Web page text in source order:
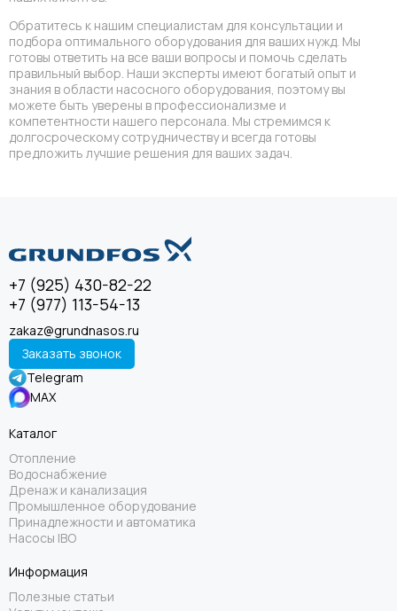
Обратитесь к нашим специалистам для консультации и
подбора оптимального оборудования для ваших нужд. Мы
готовы ответить на все ваши вопросы и помочь сделать
правильный выбор. Наши эксперты имеют богатый опыт и
знания в области насосного оборудования, поэтому вы
можете быть уверены в профессионализме и
компетентности нашего персонала. Мы стремимся к
долгосроческому сотрудничеству и всегда готовы
предложить лучшие решения для ваших задач.
+7 (925) 430-82-22
+7 (977) 113-54-13
zakaz@grundnasos.ru
Заказать звонок
Telegram
MAX
Каталог
Отопление
Водоснабжение
Дренаж и канализация
Промышленное оборудование
Принадлежности и автоматика
Насосы IBO
Информация
Полезные статьи